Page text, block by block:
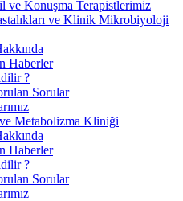
ve Konuşma Terapistlerimiz
ve Klinik Mikrobiyoloji
Haberler
?
Sorular
Metabolizma Kliniği
Haberler
?
Sorular